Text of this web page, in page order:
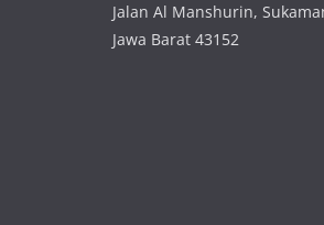
Jalan Al Manshurin,
Jawa Barat 43152